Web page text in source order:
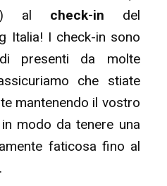
al check-in del
Italia! I check-in sono
presenti da molte
che stiate
mantenendo il vostro
modo da tenere una
faticosa fino al